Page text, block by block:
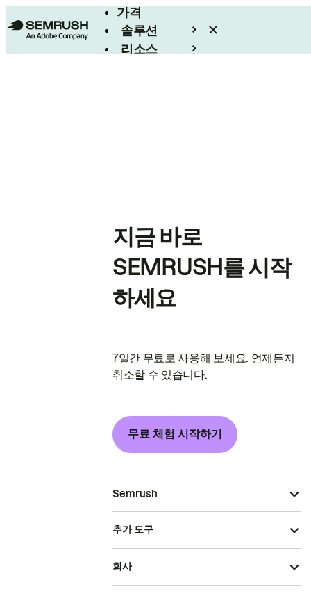
가격
솔루션
리소스
지금 바로
SEMRUSH를 시작
하세요
7일간 무료로 사용해 보세요. 언제든지
취소할 수 있습니다.
무료 체험 시작하기
Semrush
추가 도구
회사